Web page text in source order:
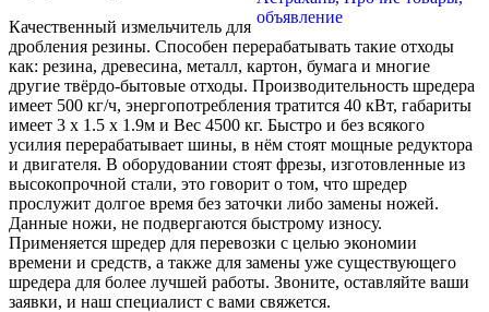
Качественный измельчитель для
дробления резины. Способен перерабатывать такие отходы
как: резина, древесина, металл, картон, бумага и многие
другие твёрдо-бытовые отходы. Производительность шредера
имеет 500 кг/ч, энергопотребления тратится 40 кВт, габариты
имеет 3 х 1.5 х 1.9м и Вес 4500 кг. Быстро и без всякого
усилия перерабатывает шины, в нём стоят мощные редуктора
и двигателя. В оборудовании стоят фрезы, изготовленные из
высокопрочной стали, это говорит о том, что шредер
прослужит долгое время без заточки либо замены ножей.
Данные ножи, не подвергаются быстрому износу.
Применяется шредер для перевозки с целью экономии
времени и средств, а также для замены уже существующего
шредера для более лучшей работы. Звоните, оставляйте ваши
заявки, и наш специалист с вами свяжется.